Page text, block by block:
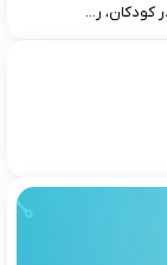
کودکان، ر...